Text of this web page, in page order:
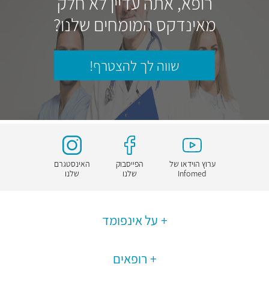
מאינדקס המומחים שלנו?
שווה לך להצטרף!
ערוץ הוידאו של
Infomed
הפייסבוק
שלנו
האינסטגרם
שלנו
על אינפומד
רופאים